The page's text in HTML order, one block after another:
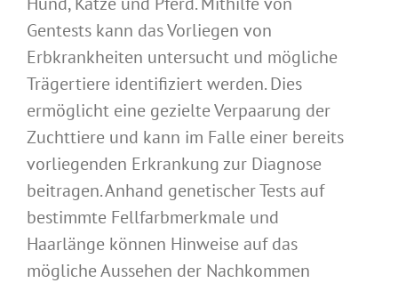
Gentests kann das Vorliegen von
Erbkrankheiten untersucht und mögliche
Trägertiere identifiziert werden. Dies
ermöglicht eine gezielte Verpaarung der
Zuchttiere und kann im Falle einer bereits
vorliegenden Erkrankung zur Diagnose
beitragen. Anhand genetischer Tests auf
bestimmte Fellfarbmerkmale und
Haarlänge können Hinweise auf das
mögliche Aussehen der Nachkommen